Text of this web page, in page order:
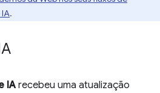
.
IA recebeu uma atualização